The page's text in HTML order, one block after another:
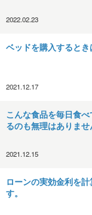
2022.02.23
ベッドを購入すると
2021.12.17
こんな食品を毎日食
るのも無理はありま
2021.12.15
ローンの実効金利を
す。